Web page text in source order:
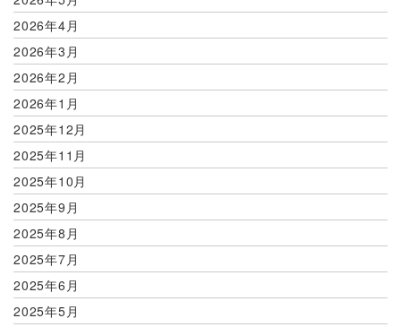
2026年4月
2026年3月
2026年2月
2026年1月
2025年12月
2025年11月
2025年10月
2025年9月
2025年8月
2025年7月
2025年6月
2025年5月